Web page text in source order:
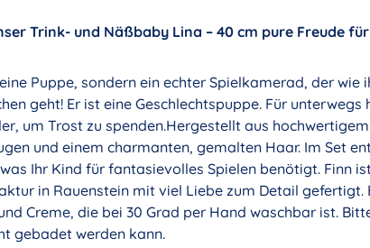
Trink- und Näßbaby Lina – 40 cm pure Freude
Puppe, sondern ein echter Spielkamerad, der
geht! Er ist eine Geschlechtspuppe. Für
um Trost zu spenden.Hergestellt aus
und einem charmanten, gemalten Haar. Im Set
Ihr Kind für fantasievolles Spielen benötigt. Finn
in Rauenstein mit viel Liebe zum Detail
Creme, die bei 30 Grad per Hand waschbar ist.
gebadet werden kann.